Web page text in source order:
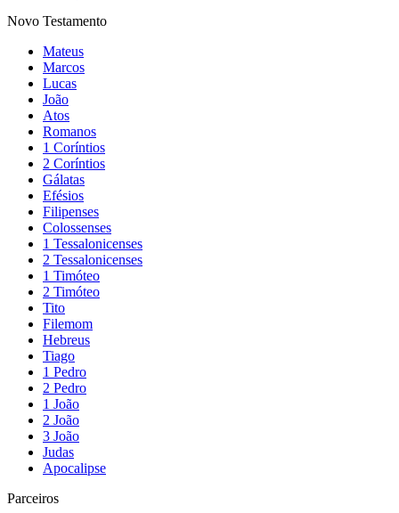
Novo Testamento
Mateus
Marcos
Lucas
João
Atos
Romanos
1 Coríntios
2 Coríntios
Gálatas
Efésios
Filipenses
Colossenses
1 Tessalonicenses
2 Tessalonicenses
1 Timóteo
2 Timóteo
Tito
Filemom
Hebreus
Tiago
1 Pedro
2 Pedro
1 João
2 João
3 João
Judas
Apocalipse
Parceiros